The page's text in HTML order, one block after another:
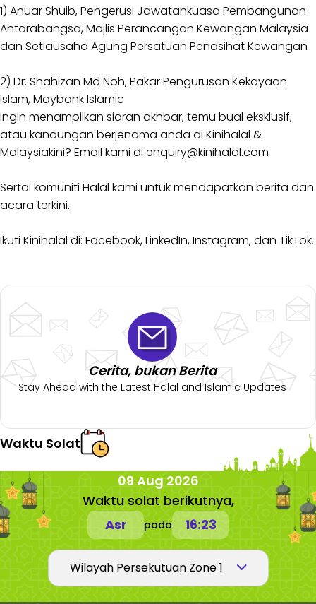
1) Anuar Shuib, Pengerusi Jawatankuasa Pembangunan
Antarabangsa, Majlis Perancangan Kewangan Malaysia
dan Setiausaha Agung Persatuan Penasihat Kewangan
2) Dr. Shahizan Md Noh, Pakar Pengurusan Kekayaan
Islam, Maybank Islamic
Ingin menampilkan siaran akhbar, temu bual eksklusif,
atau kandungan berjenama anda di Kinihalal &
Malaysiakini? Email kami di enquiry@kinihalal.com
Sertai komuniti Halal kami untuk mendapatkan berita dan
acara terkini.
Ikuti Kinihalal di: Facebook,LinkedIn,Instagram, dan TikTok.
Cerita, bukan Berita
Stay Ahead with the Latest Halal and Islamic Updates
Waktu Solat
09 Aug 2026
Waktu solat berikutnya,
Asr
pada 16:23